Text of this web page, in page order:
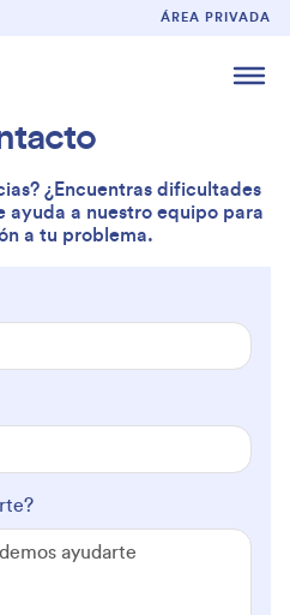
ÁREA PRIVADA
¿Encuentras dificultades
ayuda a nuestro equipo para
a tu problema.